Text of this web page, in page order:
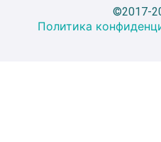
©2017-
Политика